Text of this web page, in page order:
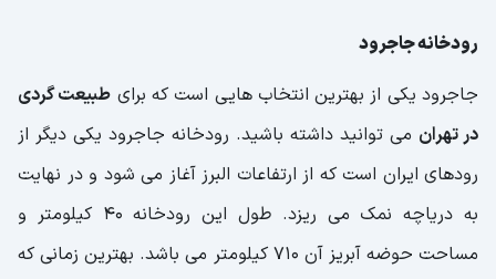
رودخانه جاجرود
جاجرود یکی از بهترین انتخاب هایی است که برای طبیعت گردی
در تهران می توانید داشته باشید. رودخانه جاجرود یکی دیگر از
رودهای ایران است که از ارتفاعات البرز آغاز می شود و در نهایت
به دریاچه نمک می ریزد. طول این رودخانه 40 کیلومتر و
مساحت حوضه آبریز آن 710 کیلومتر می باشد. بهترین زمانی که